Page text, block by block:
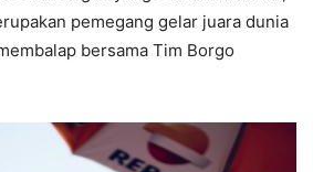
pemegang gelar juara dunia
bersama Tim Borgo